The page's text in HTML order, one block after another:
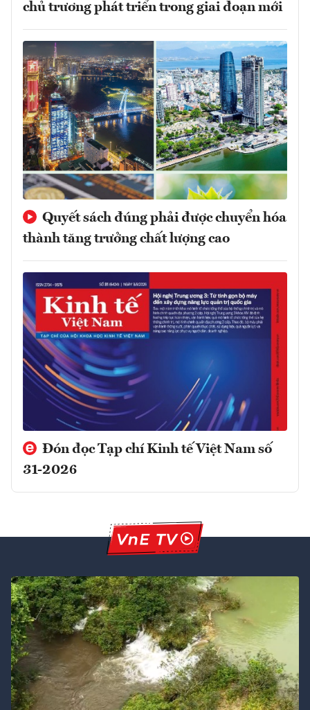
chủ trương phát triển trong giai đoạn mới
Quyết sách đúng phải được chuyển hóa
thành tăng trưởng chất lượng cao
Đón đọc Tạp chí Kinh tế Việt Nam số
31-2026